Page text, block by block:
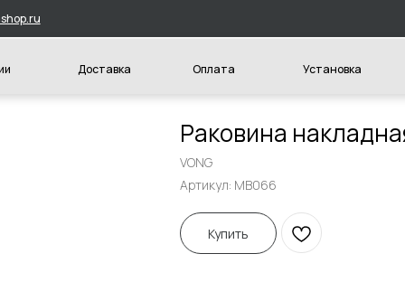
Раковина
VONG
Артикул: MB066
Купить